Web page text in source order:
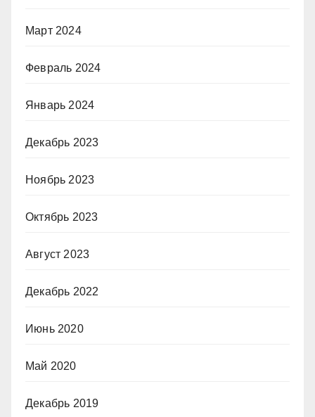
Март 2024
Февраль 2024
Январь 2024
Декабрь 2023
Ноябрь 2023
Октябрь 2023
Август 2023
Декабрь 2022
Июнь 2020
Май 2020
Декабрь 2019